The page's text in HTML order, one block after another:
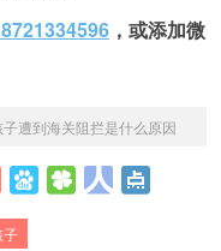
，或添加微
遭到海关阻拦是什么原因
子